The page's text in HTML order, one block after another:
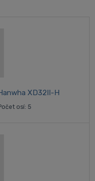
XD32II-H
osí: 5